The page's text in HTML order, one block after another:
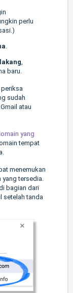
perlu
.
,
baru.
periksa
sudah
atau
yang
tempat
menemukan
yang tersedia.
bagian dari
setelah tanda